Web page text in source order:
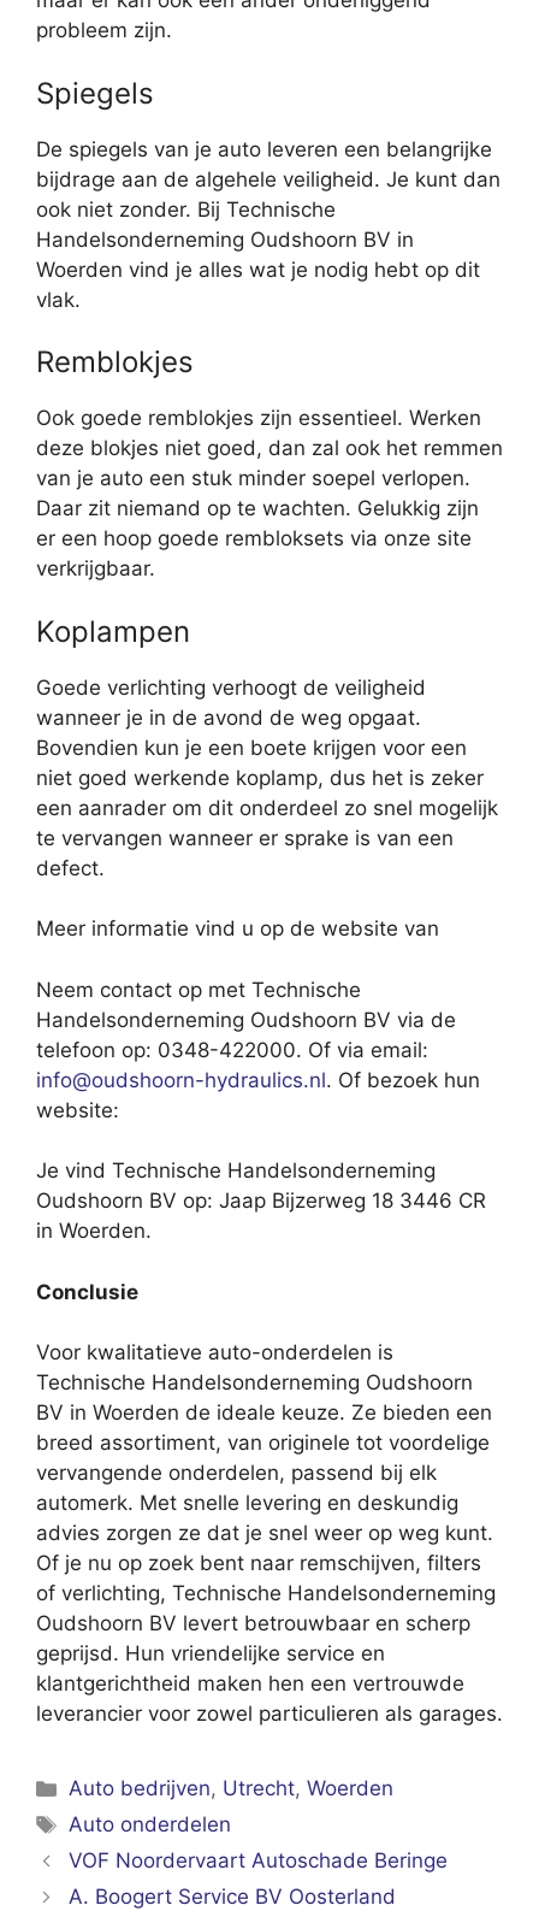
probleem zijn.
Spiegels
De spiegels van je auto leveren een belangrijke
bijdrage aan de algehele veiligheid. Je kunt dan
ook niet zonder. Bij Technische
Handelsonderneming Oudshoorn BV in
Woerden vind je alles wat je nodig hebt op dit
vlak.
Remblokjes
Ook goede remblokjes zijn essentieel. Werken
deze blokjes niet goed, dan zal ook het remmen
van je auto een stuk minder soepel verlopen.
Daar zit niemand op te wachten. Gelukkig zijn
er een hoop goede rembloksets via onze site
verkrijgbaar.
Koplampen
Goede verlichting verhoogt de veiligheid
wanneer je in de avond de weg opgaat.
Bovendien kun je een boete krijgen voor een
niet goed werkende koplamp, dus het is zeker
een aanrader om dit onderdeel zo snel mogelijk
te vervangen wanneer er sprake is van een
defect.
Meer informatie vind u op de website van
Neem contact op met Technische
Handelsonderneming Oudshoorn BV via de
telefoon op: 0348-422000. Of via email:
info@oudshoorn-hydraulics.nl. Of bezoek hun
website:
Je vind Technische Handelsonderneming
Oudshoorn BV op: Jaap Bijzerweg 18 3446 CR
in Woerden.
Conclusie
Voor kwalitatieve auto-onderdelen is
Technische Handelsonderneming Oudshoorn
BV in Woerden de ideale keuze. Ze bieden een
breed assortiment, van originele tot voordelige
vervangende onderdelen, passend bij elk
automerk. Met snelle levering en deskundig
advies zorgen ze dat je snel weer op weg kunt.
Of je nu op zoek bent naar remschijven, filters
of verlichting, Technische Handelsonderneming
Oudshoorn BV levert betrouwbaar en scherp
geprijsd. Hun vriendelijke service en
klantgerichtheid maken hen een vertrouwde
leverancier voor zowel particulieren als garages.
Categorieën
Auto bedrijven, Utrecht,Woerden
Tags
Auto onderdelen
VOF Noordervaart Autoschade Beringe
A. Boogert Service BV Oosterland